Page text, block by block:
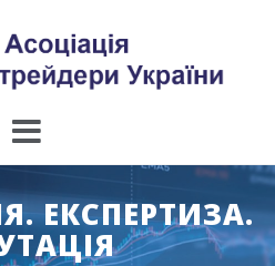
ЕКСПЕРТИЗА.